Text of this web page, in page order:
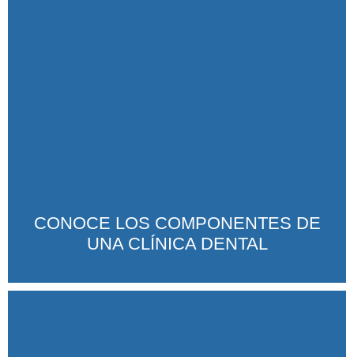
CONOCE LOS COMPONENTES DE
UNA CLÍNICA DENTAL